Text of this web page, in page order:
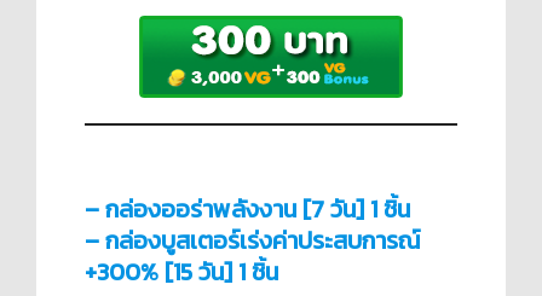
– กล่องออร่าพลังงาน [7 วัน] 1 ชิ้น
– กล่องบูสเตอร์เร่งค่าประสบการณ์
+300% [15 วัน] 1 ชิ้น